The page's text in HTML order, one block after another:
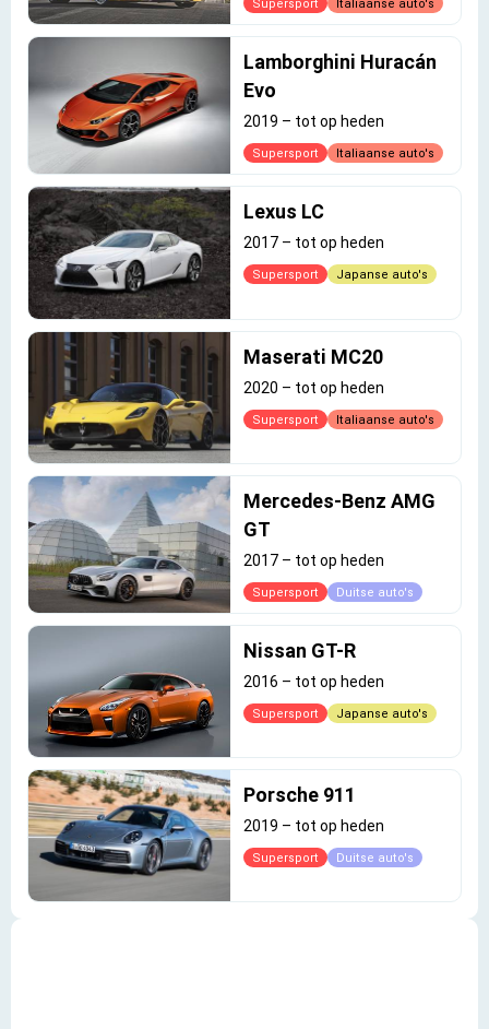
Supersport Italiaanse auto's
Lamborghini Huracán
Evo
2019 – tot op heden
Supersport Italiaanse auto's
Lexus LC
2017 – tot op heden
Supersport Japanse auto's
Maserati MC20
2020 – tot op heden
Supersport Italiaanse auto's
Mercedes-Benz AMG
GT
2017 – tot op heden
Supersport Duitse auto's
Nissan GT-R
2016 – tot op heden
Supersport Japanse auto's
Porsche 911
2019 – tot op heden
Supersport Duitse auto's